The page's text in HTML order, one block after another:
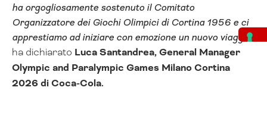
ha orgogliosamente sostenuto il Comitato
Organizzatore dei Giochi Olimpici di Cortina 1956 e ci
apprestiamo ad iniziare con emozione un nuovo viaggio ”
ha dichiarato Luca Santandrea, General Manager
Olympic and Paralympic Games Milano Cortina
2026 di Coca-Cola.